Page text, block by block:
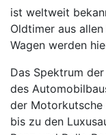
ist weltweit
Oldtimer aus
Wagen werden
Das Spektrum
des
der Motorkutsche
bis zu den